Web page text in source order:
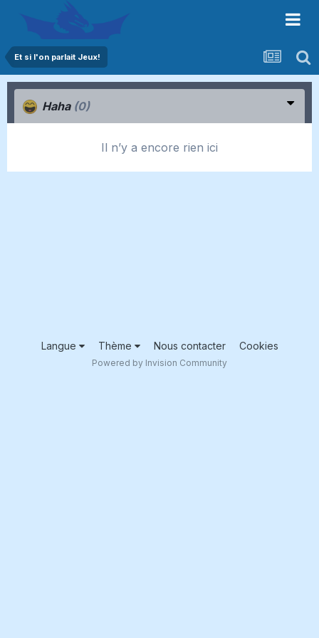
Et si l'on parlait Jeux!
Haha (0)
Il n’y a encore rien ici
Langue Thème Nous contacter Cookies
Powered by Invision Community